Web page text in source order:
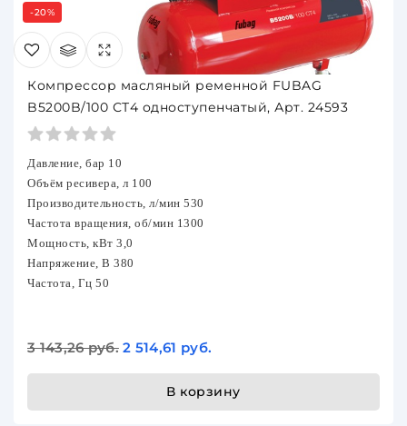
-20%
Компрессор масляный ременной FUBAG
B5200B/100 СТ4 одноступенчатый, Арт. 24593
Давление, бар 10
Объём ресивера, л 100
Производительность, л/мин 530
Частота вращения, об/мин 1300
Мощность, кВт 3,0
Напряжение, В 380
Частота, Гц 50
3 143,26 руб. 2 514,61 руб.
В корзину